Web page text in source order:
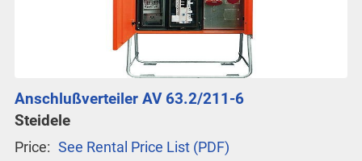
Anschlußverteiler AV 63.2/211-6
Steidele
Price: See Rental Price List (PDF)